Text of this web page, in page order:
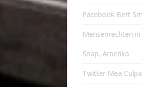
Facebook Bert
Mensenrechten
Snap, Amerika
Twitter Mea Culpa